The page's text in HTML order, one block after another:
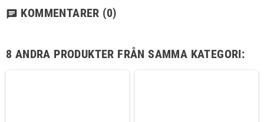
chat KOMMENTARER (0)
8 ANDRA PRODUKTER FRÅN SAMMA KATEGORI: